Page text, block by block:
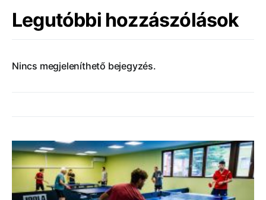
Legutóbbi hozzászólások
Nincs megjeleníthető bejegyzés.